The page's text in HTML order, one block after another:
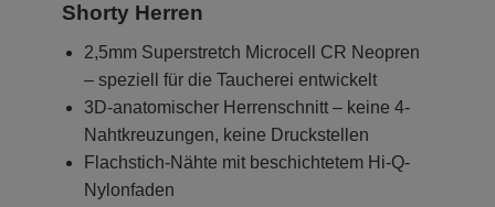
Shorty Herren
2,5mm Superstretch Microcell CR Neopren
– speziell für die Taucherei entwickelt
3D-anatomischer Herrenschnitt – keine 4-
Nahtkreuzungen, keine Druckstellen
Flachstich-Nähte mit beschichtetem Hi-Q-
Nylonfaden